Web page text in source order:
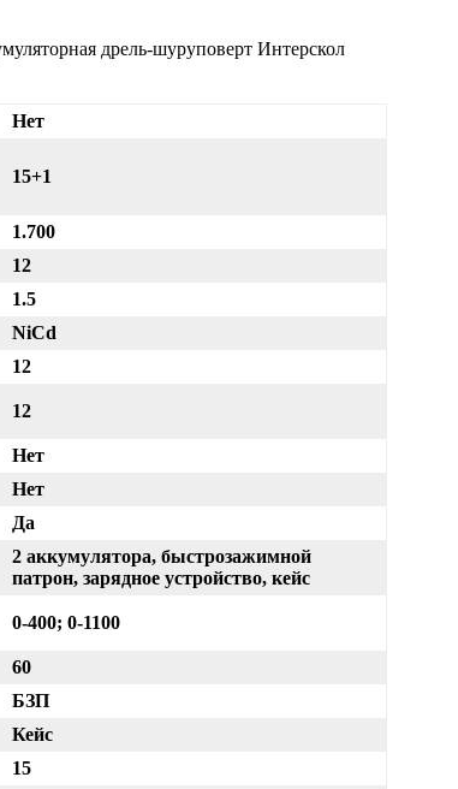
дрель-шуруповерт Интерскол
Нет
15+1
1.700
12
1.5
NiCd
12
12
Нет
Нет
Да
2 аккумулятора, быстрозажимной
патрон, зарядное устройство, кейс
0-400; 0-1100
60
БЗП
Кейс
15